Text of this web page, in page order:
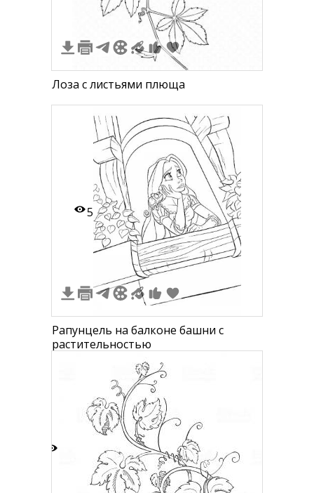
Лоза с листьями плюща
5
Рапунцель на балконе башни с
растительностью